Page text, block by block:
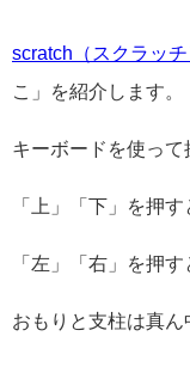
scratch（スクラッチ
こ」を紹介します。
キーボードを使って
「上」「下」を押
「左」「右」を押
おもりと支柱は真ん